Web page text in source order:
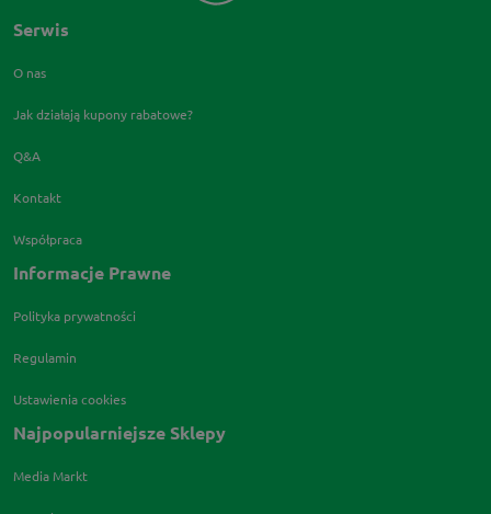
Serwis
O nas
Jak działają kupony rabatowe?
Q&A
Kontakt
Współpraca
Informacje Prawne
Polityka prywatności
Regulamin
Ustawienia cookies
Najpopularniejsze Sklepy
Media Markt